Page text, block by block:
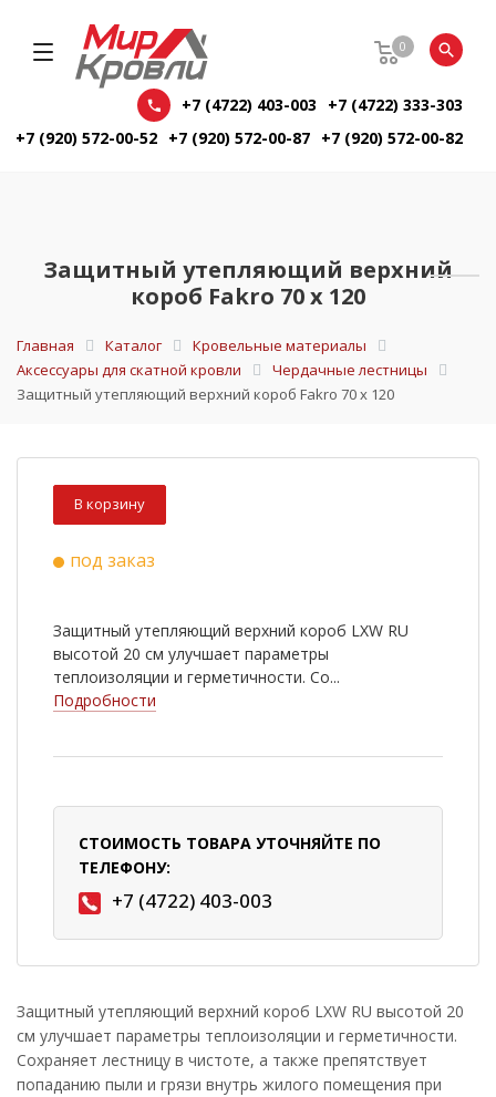
0
+7 (4722) 403-003
+7 (4722) 333-303
+7 (920) 572-00-52 +7 (920) 572-00-87 +7 (920) 572-00-82
Защитный утепляющий верхний
короб Fakro 70 х 120
Главная Каталог
Кровельные материалы
Аксессуары для скатной кровли
Чердачные лестницы
Защитный утепляющий верхний короб Fakro 70 х 120
В корзину
под заказ
Защитный утепляющий верхний короб LXW RU
высотой 20 см улучшает параметры
теплоизоляции и герметичности. Со...
Подробности
СТОИМОСТЬ ТОВАРА УТОЧНЯЙТЕ ПО
ТЕЛЕФОНУ:
+7 (4722) 403-003
Защитный утепляющий верхний короб LXW RU высотой 20
см улучшает параметры теплоизоляции и герметичности.
Сохраняет лестницу в чистоте, а также препятствует
попаданию пыли и грязи внутрь жилого помещения при